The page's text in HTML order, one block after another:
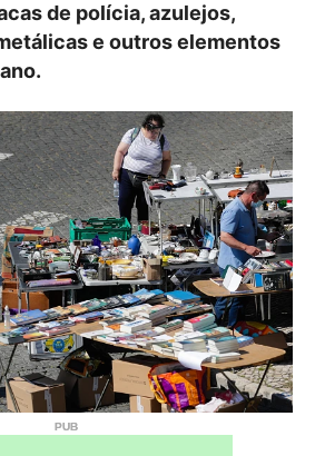
de polícia, azulejos,
e outros elementos